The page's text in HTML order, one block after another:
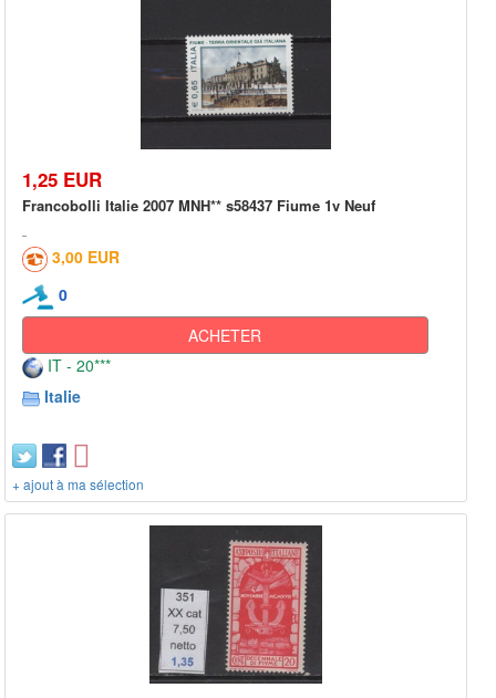
1,25 EUR
Francobolli Italie 2007 MNH** s58437 Fiume 1v Neuf
3,00 EUR
0
ACHETER
IT - 20***
Italie
+ ajout à ma sélection